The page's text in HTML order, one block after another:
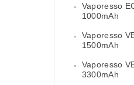
Vaporesso
1000mAh
Vaporesso
1500mAh
Vaporesso
3300mAh